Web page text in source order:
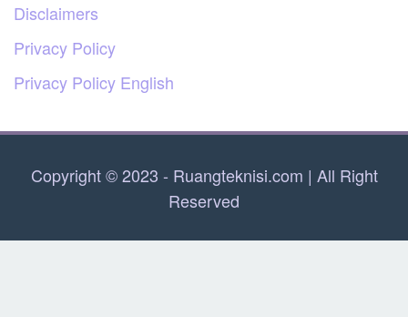
Disclaimers
Privacy Policy
Privacy Policy English
Copyright © 2023 - Ruangteknisi.com | All Right
Reserved